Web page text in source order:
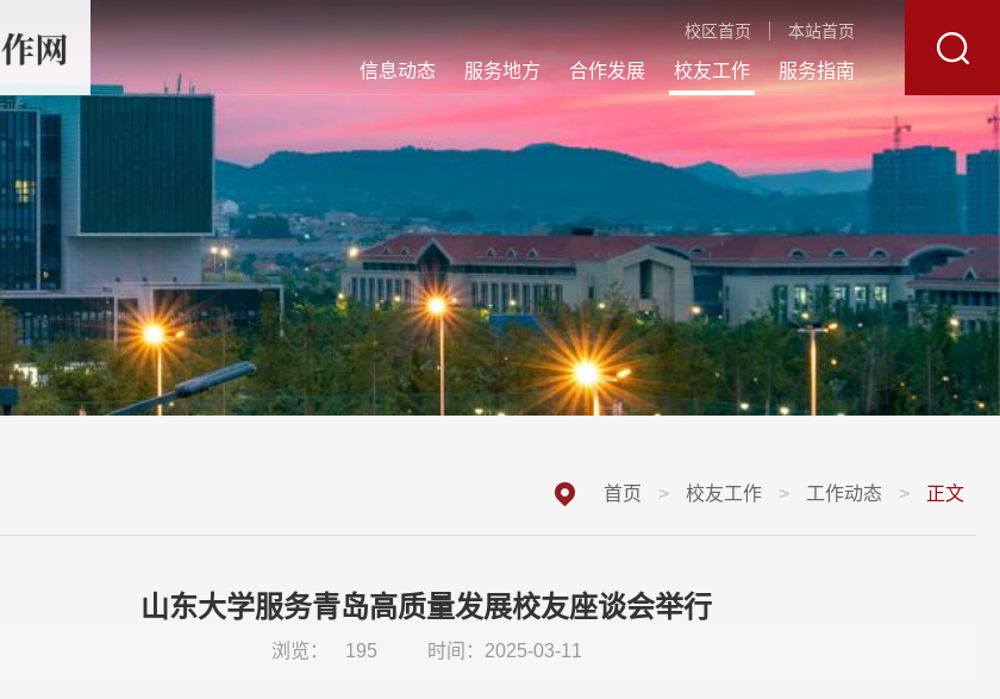
校区首页 本站首页
信息动态 服务地方 合作发展 校友工作 服务指南
首页 > 校友工作 > 工作动态 > 正文
山东大学服务青岛高质量发展校友座谈会举行
浏览： 195 时间：2025-03-11